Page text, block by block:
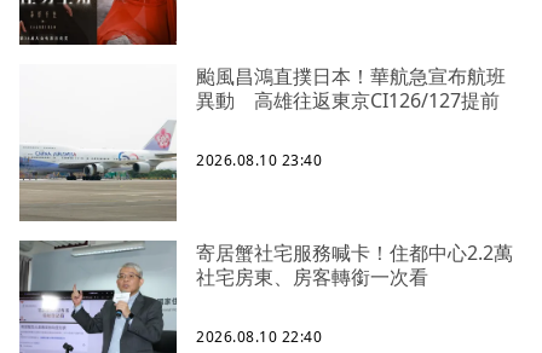
颱風昌鴻直撲日本！華航急宣布航班
異動 高雄往返東京CI126/127提前
2026.08.10 23:40
寄居蟹社宅服務喊卡！住都中心2.2萬
社宅房東、房客轉銜一次看
2026.08.10 22:40